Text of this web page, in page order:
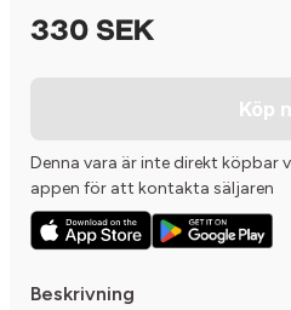
330 SEK
Köp
Denna vara är inte direkt köpbar
appen för att kontakta säljaren
Beskrivning